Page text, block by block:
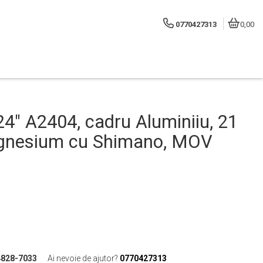
0770427313 0,00
A2404, cadru Aluminiiu, 21
cu Shimano, MOV
7033 Ai nevoie de ajutor? 0770427313